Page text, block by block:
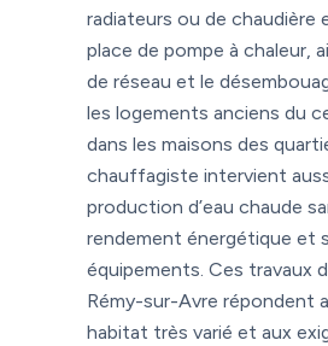
radiateurs ou de chaudière
place de pompe à chaleur,
de réseau et le
les logements anciens du
dans les maisons des
chauffagiste intervient
production d’eau chaude
rendement énergétique et
équipements. Ces travaux
Rémy-sur-Avre répondent
habitat très varié et aux